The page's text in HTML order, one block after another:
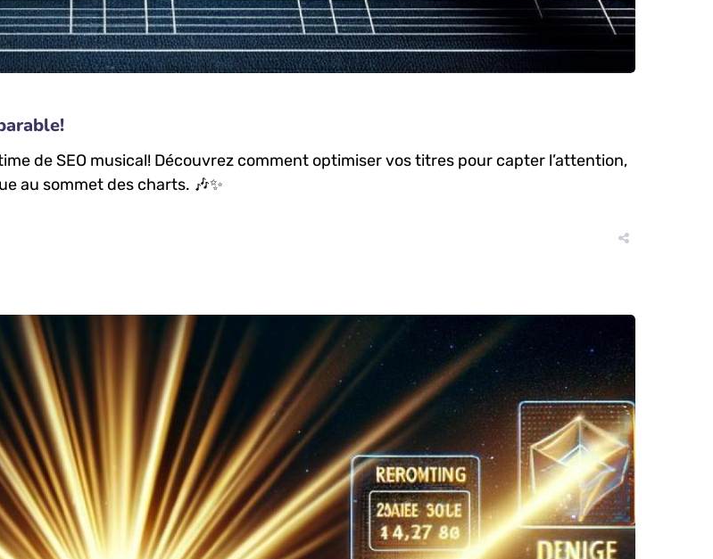
de SEO musical! Découvrez comment optimiser vos titres pour capter l’attention,
au sommet des charts. 🎶✨